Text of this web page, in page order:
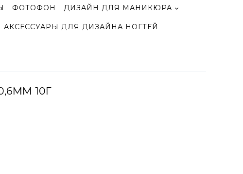
ФОТОФОН ДИЗАЙН ДЛЯ МАНИКЮРА
АКСЕССУАРЫ ДЛЯ ДИЗАЙНА НОГТЕЙ
10Г